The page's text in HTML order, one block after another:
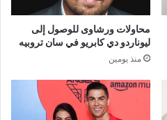
محاولات ورشاوى للوصول إلى
ليوناردو دي كابريو في سان تروبيه
منذ يومين